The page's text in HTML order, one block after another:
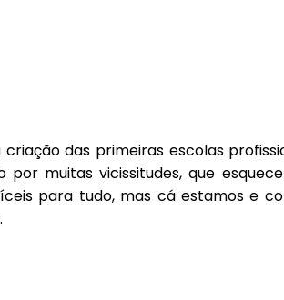
das primeiras escolas
muitas vicissitudes, que
para tudo, mas cá estamos e